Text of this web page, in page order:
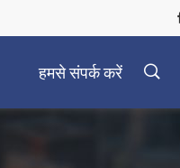
हमसे संपर्क करें